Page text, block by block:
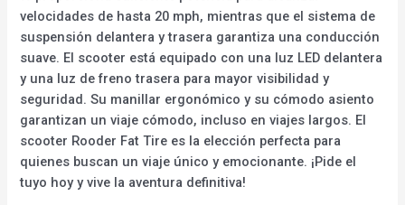
velocidades de hasta 20 mph, mientras que el sistema de
suspensión delantera y trasera garantiza una conducción
suave. El scooter está equipado con una luz LED delantera
y una luz de freno trasera para mayor visibilidad y
seguridad. Su manillar ergonómico y su cómodo asiento
garantizan un viaje cómodo, incluso en viajes largos. El
scooter Rooder Fat Tire es la elección perfecta para
quienes buscan un viaje único y emocionante. ¡Pide el
tuyo hoy y vive la aventura definitiva!